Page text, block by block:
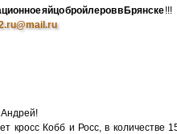
яйцо бройлеров в Брянске!!!
Андрей!
кросс Кобб и Росс, в количестве